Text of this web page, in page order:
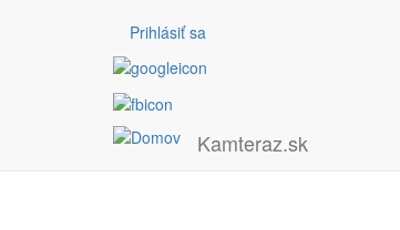
Prihlásiť sa
Kamteraz.sk